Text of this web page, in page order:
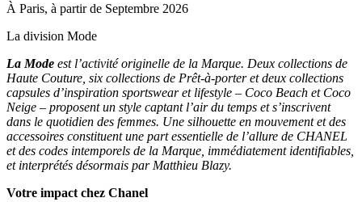
À Paris, à partir de Septembre 2026
La division Mode
La Mode est l’activité originelle de la Marque. Deux collections de
Haute Couture, six collections de Prêt-à-porter et deux collections
capsules d’inspiration sportswear et lifestyle – Coco Beach et Coco
Neige – proposent un style captant l’air du temps et s’inscrivent
dans le quotidien des femmes. Une silhouette en mouvement et des
accessoires constituent une part essentielle de l’allure de CHANEL
et des codes intemporels de la Marque, immédiatement identifiables,
et interprétés désormais par Matthieu Blazy.
Votre impact chez Chanel